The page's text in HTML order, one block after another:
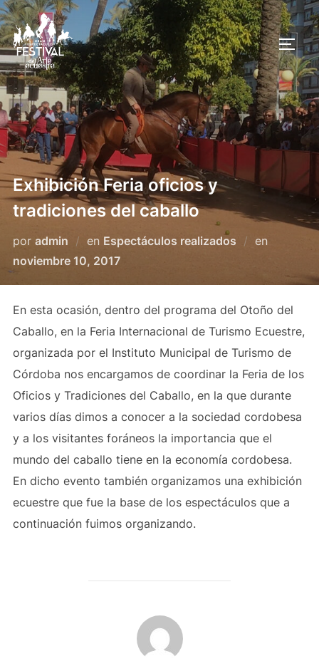
Saltar
al
contenido
Exhibición Feria oficios y
tradiciones del caballo
por admin en Espectáculos realizados en
noviembre 10, 2017
En esta ocasión, dentro del programa del Otoño del
Caballo, en la Feria Internacional de Turismo Ecuestre,
organizada por el Instituto Municipal de Turismo de
Córdoba nos encargamos de coordinar la Feria de los
Oficios y Tradiciones del Caballo, en la que durante
varios días dimos a conocer a la sociedad cordobesa
y a los visitantes foráneos la importancia que el
mundo del caballo tiene en la economía cordobesa.
En dicho evento también organizamos una exhibición
ecuestre que fue la base de los espectáculos que a
continuación fuimos organizando.
AUTOR DE LA PUBLICACIÓN